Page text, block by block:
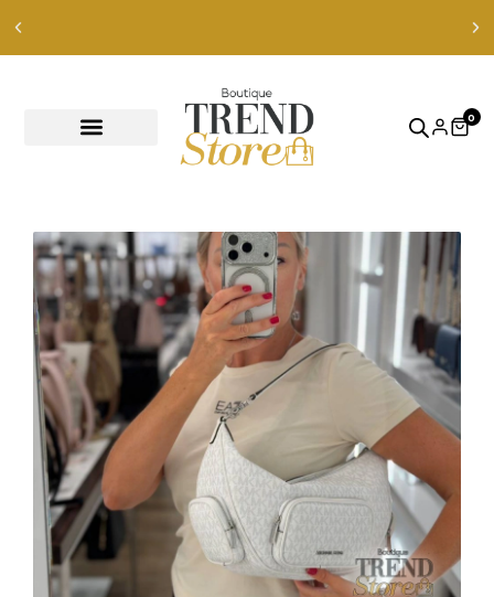
ver productos
0